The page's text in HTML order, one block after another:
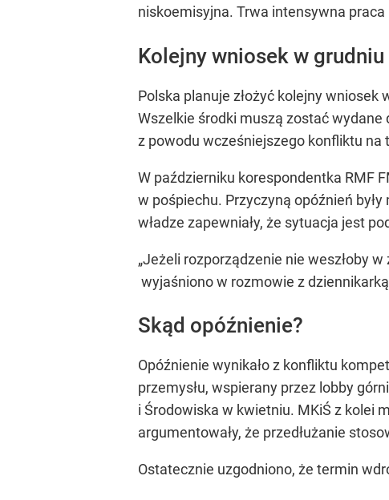
niskoemisyjna. Trwa intensywna
Kolejny wniosek w grudniu
Polska planuje złożyć kolejny
Wszelkie środki muszą zostać
z powodu wcześniejszego konfliktu na
W październiku korespondentka RMF
w pośpiechu. Przyczyną opóźnień
władze zapewniały, że sytuacja jest
„Jeżeli rozporządzenie nie weszłoby
wyjaśniono w rozmowie z
Skąd opóźnienie?
Opóźnienie wynikało z konfliktu
przemysłu, wspierany przez lobby
i Środowiska w kwietniu. MKiŚ z kolei
argumentowały, że przedłużanie
Ostatecznie uzgodniono, że termin